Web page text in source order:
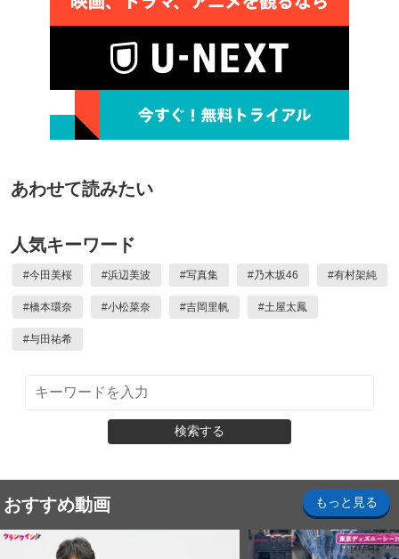
あわせて読みたい
人気キーワード
#今田美桜 #浜辺美波 #写真集 #乃木坂46 #有村架純
#橋本環奈 #小松菜奈 #吉岡里帆 #土屋太鳳
#与田祐希
検索する
おすすめ動画 もっと見る